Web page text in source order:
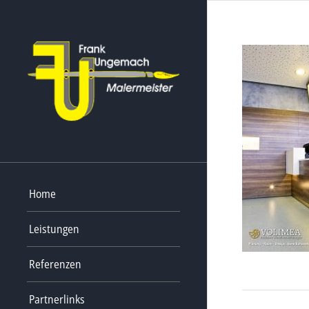
Home
Leistungen
Referenzen
Partnerlinks